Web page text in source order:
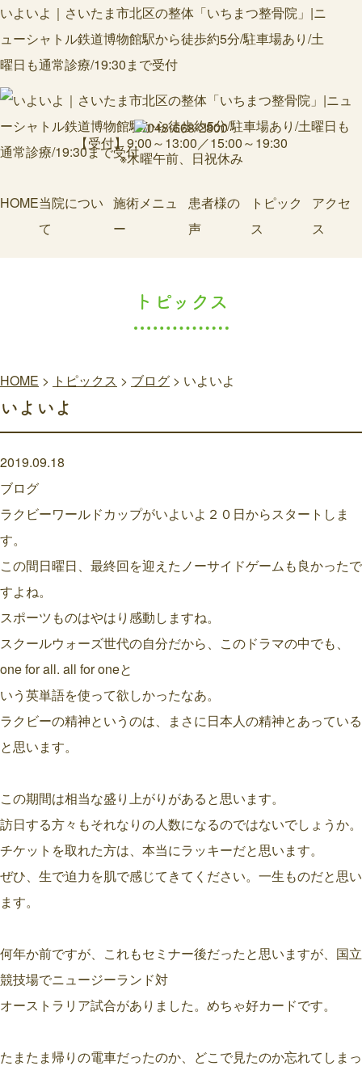
いよいよ｜さいたま市北区の整体「いちまつ整骨院」|ニ
ューシャトル鉄道博物館駅から徒歩約5分/駐車場あり/土
曜日も通常診療/19:30まで受付
【受付】9:00～13:00／15:00～19:30
※木曜午前、日祝休み
HOME当院につい
て
施術メニュ
ー
患者様の
声
トピック
ス
アクセ
ス
トピックス
HOME > トピックス > ブログ > いよいよ
いよいよ
2019.09.18
ブログ
ラクビーワールドカップがいよいよ２０日からスタートしま
す。
この間日曜日、最終回を迎えたノーサイドゲームも良かったで
すよね。
スポーツものはやはり感動しますね。
スクールウォーズ世代の自分だから、このドラマの中でも、
one for all. all for oneと
いう英単語を使って欲しかったなあ。
ラクビーの精神というのは、まさに日本人の精神とあっている
と思います。
この期間は相当な盛り上がりがあると思います。
訪日する方々もそれなりの人数になるのではないでしょうか。
チケットを取れた方は、本当にラッキーだと思います。
ぜひ、生で迫力を肌で感じてきてください。一生ものだと思い
ます。
何年か前ですが、これもセミナー後だったと思いますが、国立
競技場でニュージーランド対
オーストラリア試合がありました。めちゃ好カードです。
たまたま帰りの電車だったのか、どこで見たのか忘れてしまっ